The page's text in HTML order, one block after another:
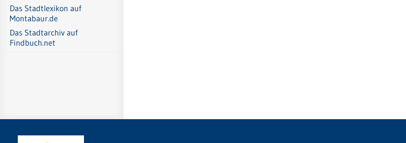
Das Stadtlexikon auf
Montabaur.de
Das Stadtarchiv auf
Findbuch.net